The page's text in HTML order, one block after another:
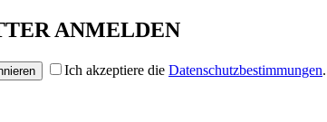
ANMELDEN
Ich akzeptiere die Datenschutzbestimmungen.